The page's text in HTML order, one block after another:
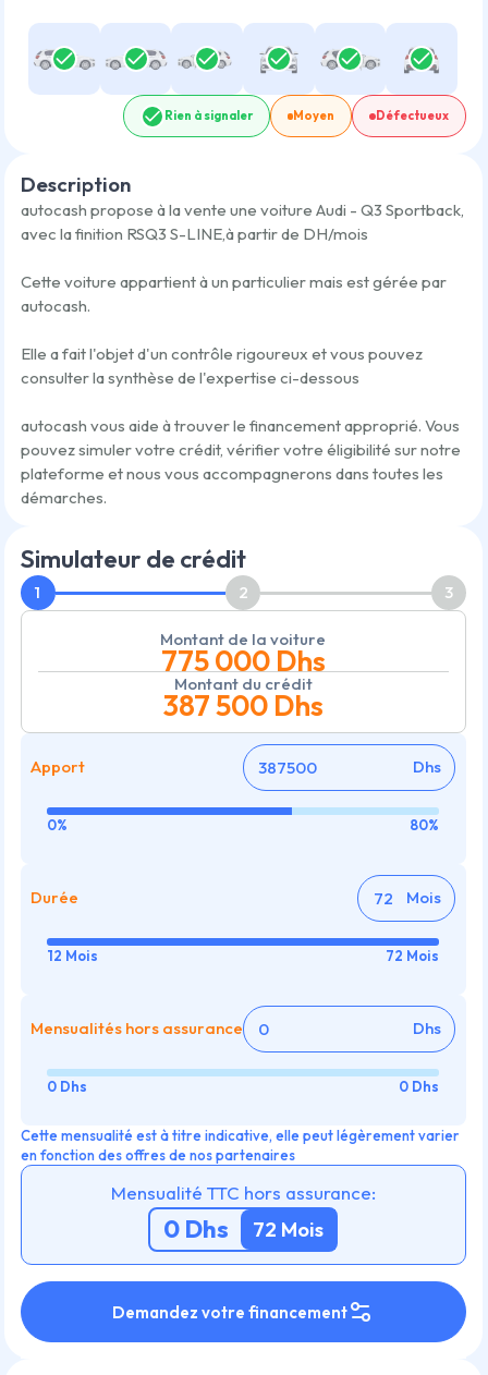
Rien à signaler Moyen Défectueux
Description
autocash propose à la vente une voiture Audi - Q3 Sportback,
avec la finition RSQ3 S-LINE,à partir de DH/mois
Cette voiture appartient à un particulier mais est gérée par
autocash.
Elle a fait l'objet d'un contrôle rigoureux et vous pouvez
consulter la synthèse de l'expertise ci-dessous
autocash vous aide à trouver le financement approprié. Vous
pouvez simuler votre crédit, vérifier votre éligibilité sur notre
plateforme et nous vous accompagnerons dans toutes les
démarches.
Simulateur de crédit
1 2 3
Montant de la voiture
775 000Dhs
Montant du crédit
387 500 Dhs
Apport Dhs
0% 80%
Durée Mois
12 Mois 72 Mois
Mensualités hors assurance Dhs
0 Dhs 0 Dhs
Cette mensualité est à titre indicative, elle peut légèrement varier
en fonction des offres de nos partenaires
Mensualité TTC hors assurance:
0Dhs 72 Mois
Demandez votre financement